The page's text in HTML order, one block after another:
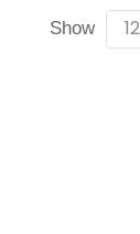
Show